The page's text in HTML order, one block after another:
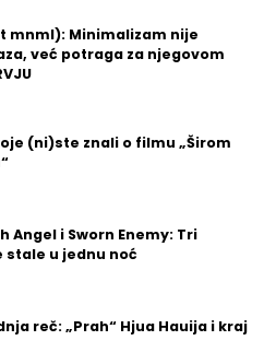
mnml): Minimalizam nije
već potraga za njegovom
(ni)ste znali o filmu „Širom
Angel i Sworn Enemy: Tri
stale u jednu noć
reč: „Prah“ Hjua Hauija i kraj